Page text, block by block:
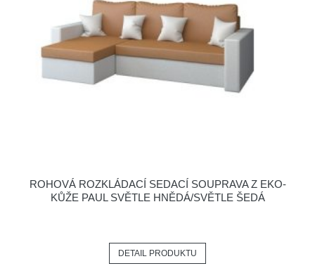
ROHOVÁ ROZKLÁDACÍ SEDACÍ SOUPRAVA Z EKO-
KŮŽE PAUL SVĚTLE HNĚDÁ/SVĚTLE ŠEDÁ
DETAIL PRODUKTU